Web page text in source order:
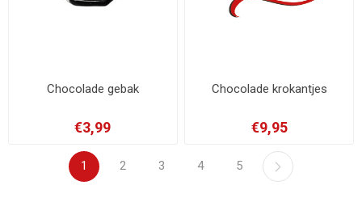
Chocolade gebak
€3,99
Chocolade krokantjes
€9,95
1 2 3 4 5